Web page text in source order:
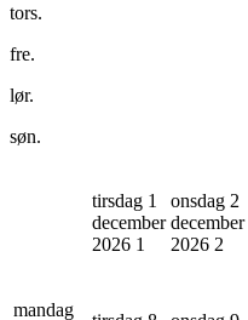
tors.
fre.
lør.
søn.
tirsdag 1
december
2026 1
onsdag 2
december
2026 2
mandag